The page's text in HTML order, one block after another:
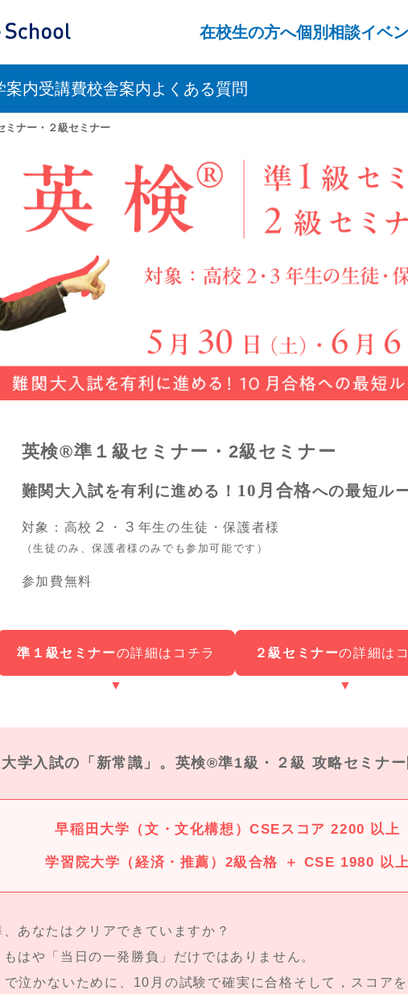
ルータス）
在校生の方へ個別相談イベ
案内受講費校舎案内よくある質問
ミナー・２級セミナー
英検®準１級セミナー・ 2級セミナー
難関大入試を有利に進める！ 10月合格への最短ル
対象：高校 ２ ・ ３ 年生の生徒・保護者様
（生徒のみ、保護者様のみでも参加可能です）
参加費無料
準１級セミナーの詳細はコチラ ２級セミナーの詳細は
大学入試の「新常識」。 英検®準1級・２級 攻略セミナー
早稲田大学（文・文化構想）CSEスコア 2200 以上
学習院大学（経済・推薦） 2級合格 ＋ CSE 1980 以上
あなたはクリアできていますか？
はや「当日の一発勝負」だけではありません。
で泣かないために、10月の試験で確実に合格そして，スコア